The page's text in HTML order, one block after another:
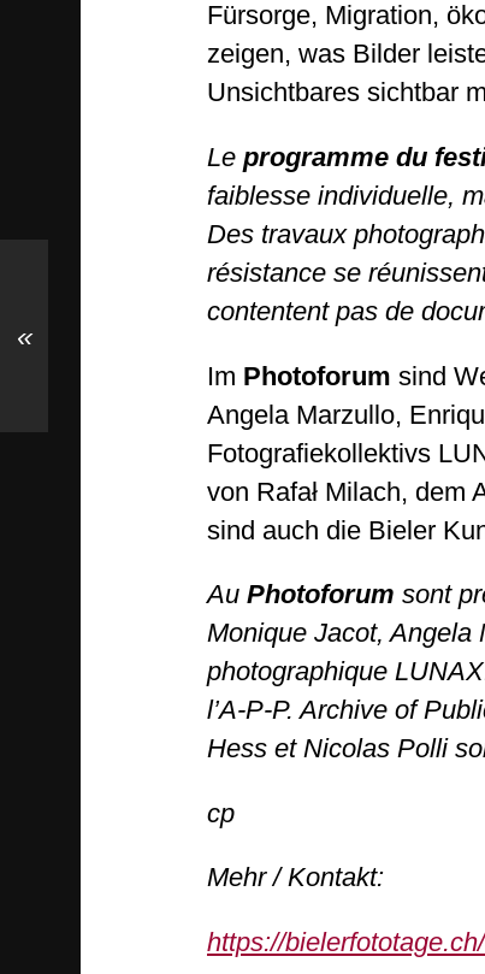
Fürsorge, Migration,
zeigen, was Bilder
Unsichtbares sichtbar
Le programme du
faiblesse individuelle,
Des travaux
résistance se
contentent pas de
Im Photoforum sind
Angela Marzullo,
Fotografiekollektivs
von Rafał Milach, dem
sind auch die Bieler
Au Photoforum sont
Monique Jacot, Angela
photographique
l’A-P-P. Archive of
Hess et Nicolas Polli
cp
Mehr / Kontakt:
https://
«